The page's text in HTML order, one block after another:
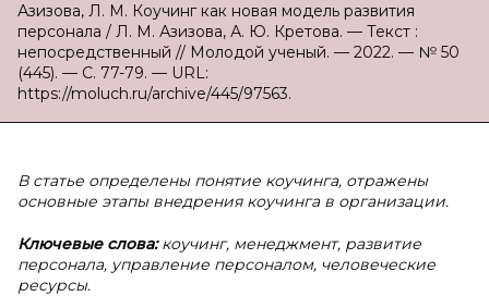
Азизова, Л. М. Коучинг как новая модель развития
персонала / Л. М. Азизова, А. Ю. Кретова. — Текст :
непосредственный // Молодой ученый. — 2022. — № 50
(445). — С. 77-79. — URL:
https://moluch.ru/archive/445/97563.
В статье определены понятие коучинга, отражены
основные этапы внедрения коучинга в организации.
Ключевые слова:коучинг, менеджмент, развитие
персонала, управление персоналом, человеческие
ресурсы.